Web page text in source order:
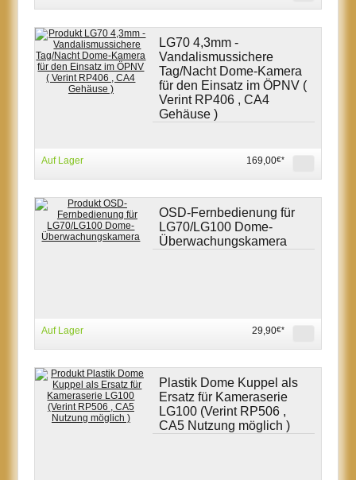
LG70 4,3mm -
Vandalismussichere
Tag/Nacht Dome-Kamera
für den Einsatz im ÖPNV (
Verint RP406 , CA4
Gehäuse )
Auf Lager 169,00€*
OSD-Fernbedienung für
LG70/LG100 Dome-
Überwachungskamera
Auf Lager 29,90€*
Plastik Dome Kuppel als
Ersatz für Kameraserie
LG100 (Verint RP506 ,
CA5 Nutzung möglich )